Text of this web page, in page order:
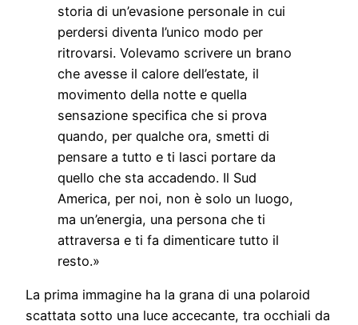
storia di un’evasione personale in cui
perdersi diventa l’unico modo per
ritrovarsi. Volevamo scrivere un brano
che avesse il calore dell’estate, il
movimento della notte e quella
sensazione specifica che si prova
quando, per qualche ora, smetti di
pensare a tutto e ti lasci portare da
quello che sta accadendo. Il Sud
America, per noi, non è solo un luogo,
ma un’energia, una persona che ti
attraversa e ti fa dimenticare tutto il
resto.»
La prima immagine ha la grana di una polaroid
scattata sotto una luce accecante, tra occhiali da